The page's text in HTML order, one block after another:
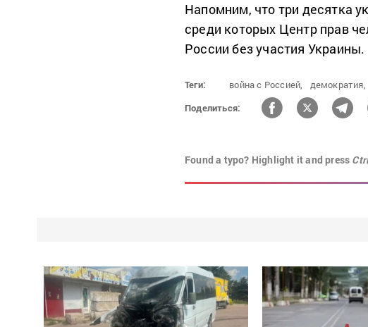
Напомним, что три десятка
среди которых Центр прав
России без участия Украины.
Теги: война с Россией, демократия,
Поделиться:
Found a typo? Highlight it and press